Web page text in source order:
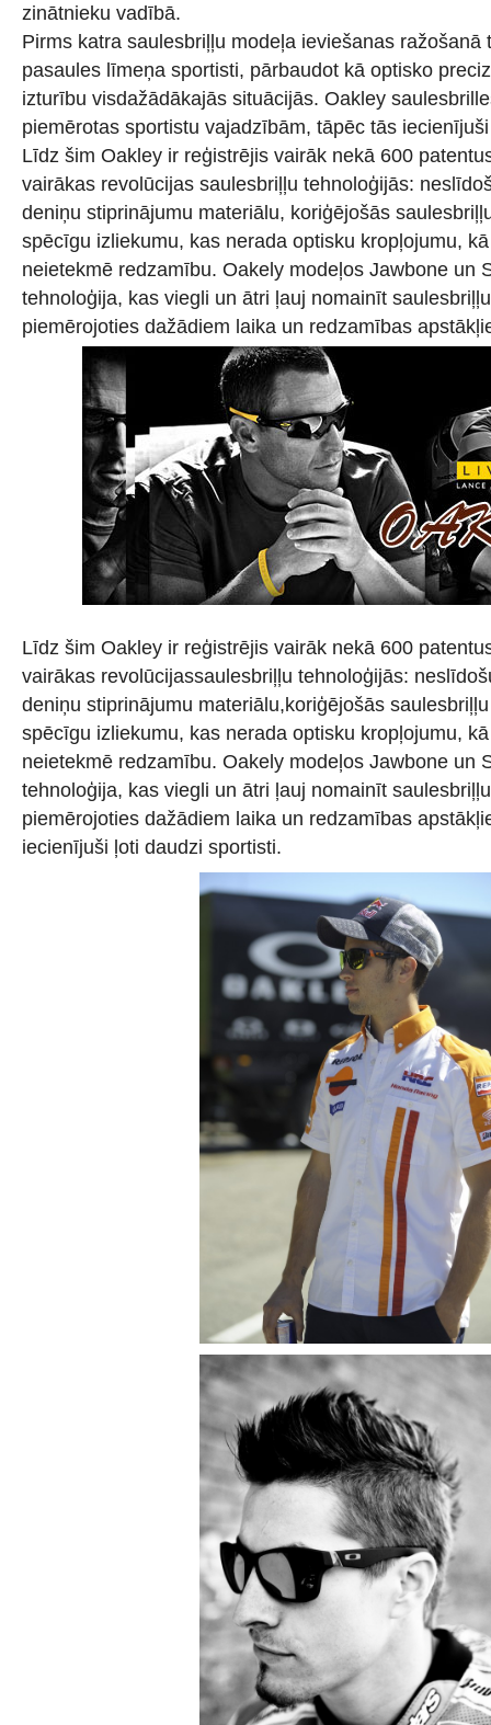
zinātnieku vadībā.
Pirms katra saulesbriļļu modeļa ieviešanas ražošanā
pasaules līmeņa sportisti, pārbaudot kā optisko
izturību visdažādākajās situācijās. Oakley
piemērotas sportistu vajadzībām, tāpēc tās
Līdz šim Oakley ir reģistrējis vairāk nekā 600
vairākas revolūcijas saulesbriļļu tehnoloģijās:
deniņu stiprinājumu materiālu, koriģējošās
spēcīgu izliekumu, kas nerada optisku kropļojumu,
neietekmē redzamību. Oakely modeļos Jawbone un
tehnoloģija, kas viegli un ātri ļauj nomainīt
piemērojoties dažādiem laika un redzamības
Līdz šim Oakley ir reģistrējis vairāk nekā 600
vairākas revolūcijassaulesbriļļu tehnoloģijās:
deniņu stiprinājumu materiālu,koriģējošās
spēcīgu izliekumu, kas nerada optisku kropļojumu,
neietekmē redzamību. Oakely modeļos Jawbone un
tehnoloģija, kas viegli un ātri ļauj nomainīt
piemērojoties dažādiem laika un redzamības
iecienījuši ļoti daudzi sportisti.